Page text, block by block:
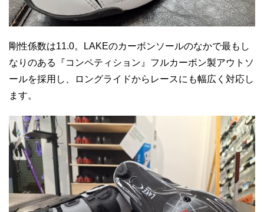
剛性係数は11.0。LAKEのカーボンソールのなかで最もし
なりのある『コンペティション』フルカーボン製アウトソ
ールを採用し、ロングライドからレースにも幅広く対応し
ます。